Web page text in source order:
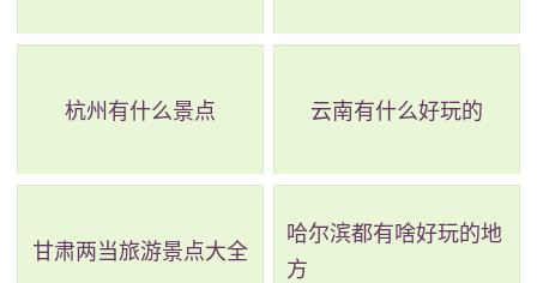
建筑”。这里被称为滇中的“普罗旺斯”，曾两度蝉联“云南省特
杭州有什么景点 云南有什么好玩的
甘肃两当旅游景点大全
哈尔滨都有啥好玩的地
方